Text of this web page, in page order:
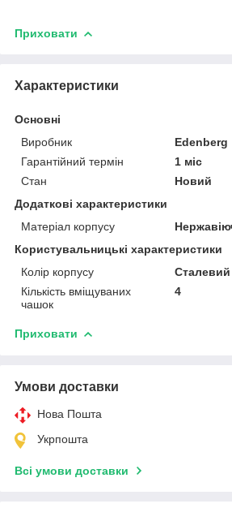
Приховати
Характеристики
Основні
Виробник
Edenberg
Гарантійний термін
1 міс
Стан
Новий
Додаткові характеристики
Матеріал корпусу
Користувальницькі характеристики
Колір корпусу
Сталевий
Кількість вміщуваних
чашок
4
Приховати
Умови доставки
Нова Пошта
Укрпошта
Всі умови доставки